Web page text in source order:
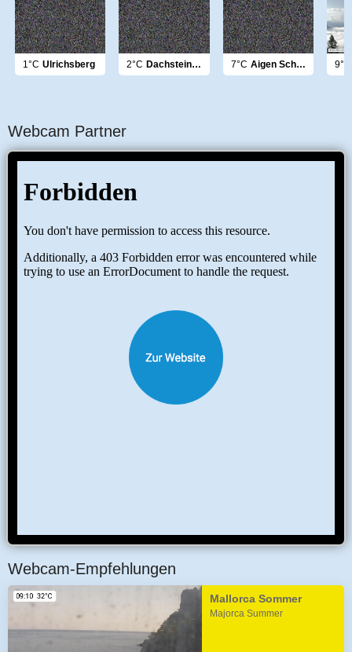
1°C Ulrichsberg 2°C Dachsteingletscher 7°C Aigen Schägl 9°C
Webcam Partner
Webcam-Empfehlungen
Mallorca Sommer
Majorca Summer